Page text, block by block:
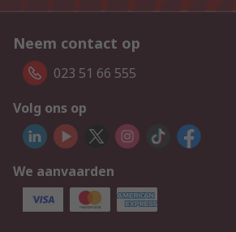
Neem contact op
023 51 66 555
Volg ons op
We aanvaarden